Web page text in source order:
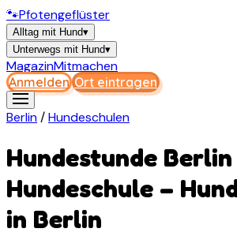
🐾Pfotengeflüster
Alltag mit Hund▾
Unterwegs mit Hund▾
MagazinMitmachen
Anmelden Ort eintragen
Berlin/Hundeschulen
Hundestunde Berlin
Hundeschule –
in Berlin